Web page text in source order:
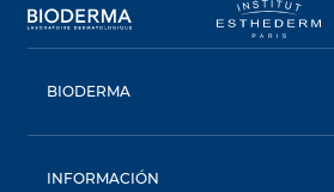
se abre en una
BIODERMA
Conoce más sobre la marca
INFORMACIÓN